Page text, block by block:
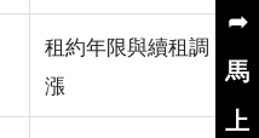
租約年限與續租調
漲
➦
馬
上